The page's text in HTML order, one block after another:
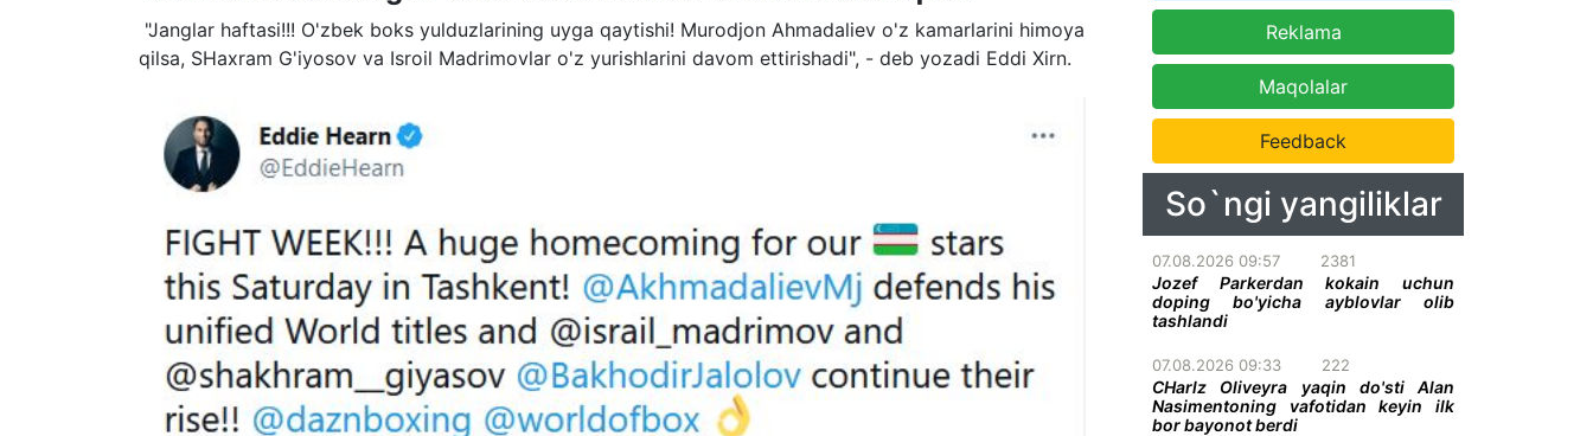
"Janglar haftasi!!! O'zbek boks yulduzlarining uyga qaytishi! Murodjon Ahmadaliev o'z kamarlarini himoya
qilsa, SHaxram G'iyosov va Isroil Madrimovlar o'z yurishlarini davom ettirishadi", - deb yozadi Eddi Xirn.
Reklama
Maqolalar
Feedback
So`ngi yangiliklar
07.08.2026 09:57 2381
Jozef Parkerdan kokain uchun
doping bo'yicha ayblovlar olib
tashlandi
07.08.2026 09:33 222
CHarlz Oliveyra yaqin do'sti Alan
Nasimentoning vafotidan keyin ilk
bor bayonot berdi